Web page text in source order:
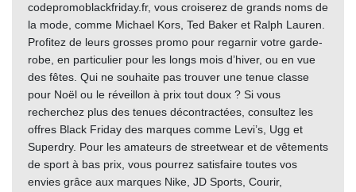
codepromoblackfriday.fr, vous croiserez de grands noms de
la mode, comme Michael Kors, Ted Baker et Ralph Lauren.
Profitez de leurs grosses promo pour regarnir votre garde-
robe, en particulier pour les longs mois d’hiver, ou en vue
des fêtes. Qui ne souhaite pas trouver une tenue classe
pour Noël ou le réveillon à prix tout doux ? Si vous
recherchez plus des tenues décontractées, consultez les
offres Black Friday des marques comme Levi’s, Ugg et
Superdry. Pour les amateurs de streetwear et de vêtements
de sport à bas prix, vous pourrez satisfaire toutes vos
envies grâce aux marques Nike, JD Sports, Courir,